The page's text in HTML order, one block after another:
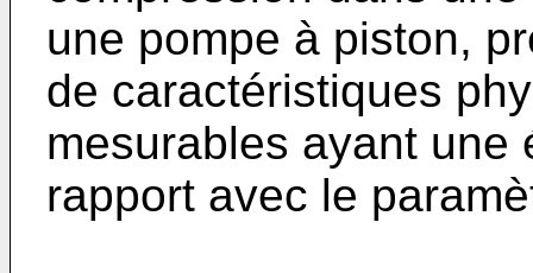
une pompe à piston,
de caractéristiques
mesurables ayant une
rapport avec le